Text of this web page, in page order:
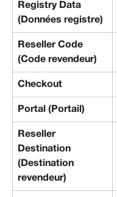
Registry Data
(Données registre)
Reseller Code
(Code revendeur)
Checkout
Portal (Portail)
Reseller
Destination
(Destination
revendeur)